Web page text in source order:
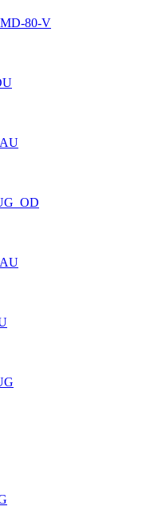
80-V